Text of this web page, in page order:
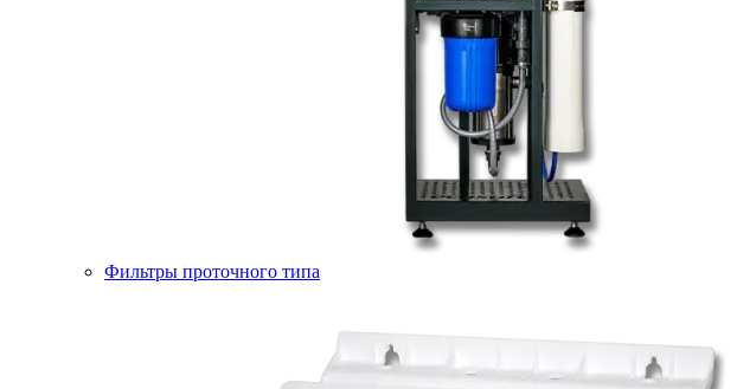
Фильтры проточного типа